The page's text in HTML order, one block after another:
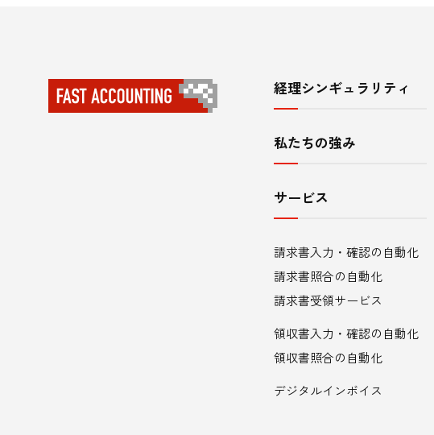
サ
ト
内
ニ
ュ
ー
経理シンギュラリティ
私たちの強み
サービス
請求書入力・確認の自動化
請求書照合の自動化
請求書受領サービス
領収書入力・確認の自動化
領収書照合の自動化
デジタルインボイス